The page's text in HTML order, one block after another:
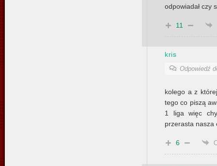
odpowiadał czy
11
kris
Odpowiedź
kolego a z
tego co piszą
1 liga więc
przerasta
6